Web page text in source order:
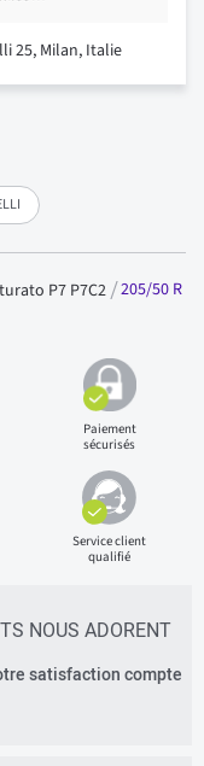
25, Milan, Italie
P7 P7C2 205/50 R
Paiement
sécurisés
Service client
qualifié
NOUS ADORENT
satisfaction compte